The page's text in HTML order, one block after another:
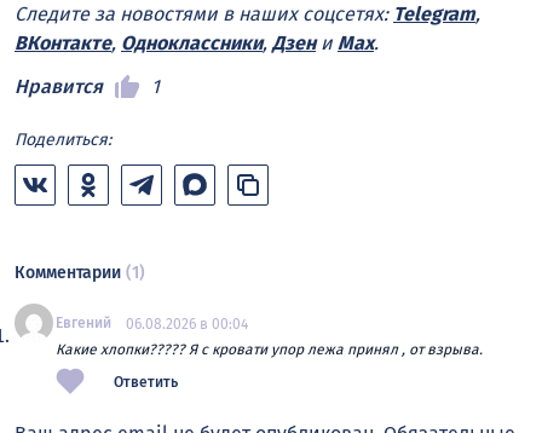
Следите за новостями в наших соцсетях: Telegram,
ВКонтакте, Одноклассники, Дзени Max.
Нравится
1
Поделиться:
Комментарии (1)
Евгений
06.08.2026 в 00:04
Какие хлопки????? Я с кровати упор лежа принял , от взрыва.
Ответить